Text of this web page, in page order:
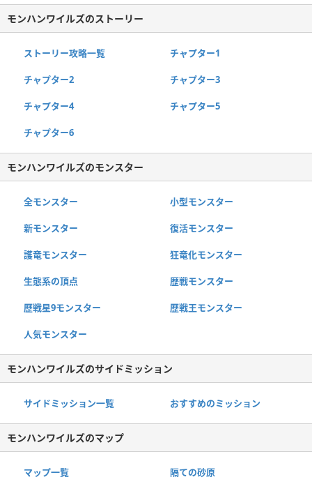
モンハンワイルズのストーリー
ストーリー攻略一覧 チャプター1
チャプター2 チャプター3
チャプター4 チャプター5
チャプター6
モンハンワイルズのモンスター
全モンスター 小型モンスター
新モンスター 復活モンスター
護竜モンスター 狂竜化モンスター
生態系の頂点 歴戦モンスター
歴戦星9モンスター 歴戦王モンスター
人気モンスター
モンハンワイルズのサイドミッション
サイドミッション一覧 おすすめのミッション
モンハンワイルズのマップ
マップ一覧 隔ての砂原